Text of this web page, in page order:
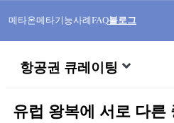
메타온메타기능사례FAQ블로그
항공권 큐레이팅
유럽 왕복에 서로 다른